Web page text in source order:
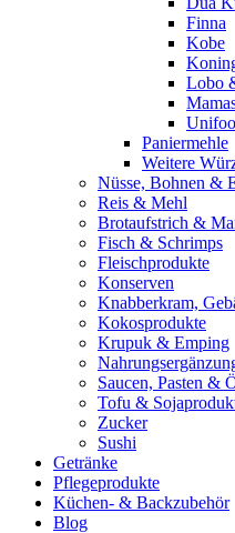
Finna
Kobe
Lobo
Paniermehle
Weitere
Nüsse, Bohnen &
Reis & Mehl
Brotaufstrich &
Fisch & Schrimps
Fleischprodukte
Konserven
Knabberkram,
Kokosprodukte
Krupuk & Emping
Saucen, Pasten &
Tofu &
Zucker
Sushi
Getränke
Pflegeprodukte
Küchen- & Backzubehör
Blog